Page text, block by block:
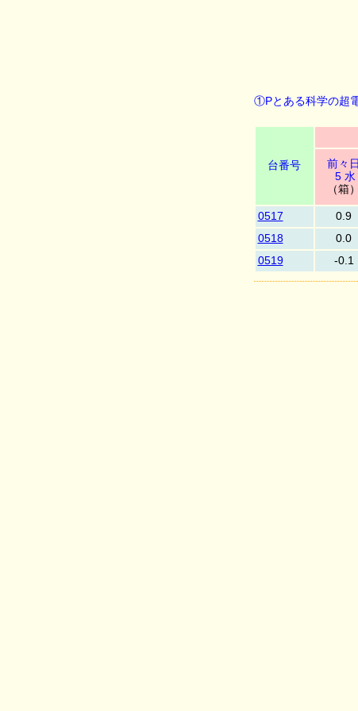
①Pとある科学の超
台番号
前々日
5 水
（箱）
0517
0.9
0518
0.0
0519
-0.1